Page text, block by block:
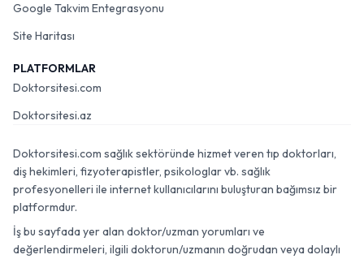
Google Takvim Entegrasyonu
Site Haritası
PLATFORMLAR
Doktorsitesi.com
Doktorsitesi.az
Doktorsitesi.com sağlık sektöründe hizmet veren tıp doktorları,
diş hekimleri, fizyoterapistler, psikologlar vb. sağlık
profesyonelleri ile internet kullanıcılarını buluşturan bağımsız bir
platformdur.
İş bu sayfada yer alan doktor/uzman yorumları ve
değerlendirmeleri, ilgili doktorun/uzmanın doğrudan veya dolaylı